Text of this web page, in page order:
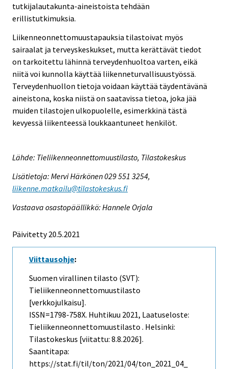
tutkijalautakunta-aineistoista tehdään
erillistutkimuksia.
Liikenneonnettomuustapauksia tilastoivat myös
sairaalat ja terveyskeskukset, mutta kerättävät tiedot
on tarkoitettu lähinnä terveydenhuoltoa varten, eikä
niitä voi kunnolla käyttää liikenneturvallisuustyössä.
Terveydenhuollon tietoja voidaan käyttää täydentävänä
aineistona, koska niistä on saatavissa tietoa, joka jää
muiden tilastojen ulkopuolelle, esimerkkinä tästä
kevyessä liikenteessä loukkaantuneet henkilöt.
Lähde: Tieliikenneonnettomuustilasto, Tilastokeskus
Lisätietoja: Mervi Härkönen 029 551 3254,
liikenne.matkailu@tilastokeskus.fi
Vastaava osastopäällikkö: Hannele Orjala
Päivitetty 20.5.2021
Viittausohje:
Suomen virallinen tilasto (SVT):
Tieliikenneonnettomuustilasto
[verkkojulkaisu].
ISSN=1798-758X. Huhtikuu 2021, Laatuseloste:
Tieliikenneonnettomuustilasto . Helsinki:
Tilastokeskus [viitattu: 8.8.2026].
Saantitapa:
https://stat.fi/til/ton/2021/04/ton_2021_04_